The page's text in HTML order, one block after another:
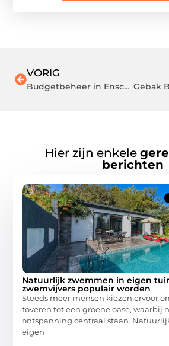
VORIG
Budgetbeheer in Enschede is de juiste keuze
Hier zijn enkele
berichten
Natuurlijk zwemmen in eigen
zwemvijvers populair worden
Steeds meer mensen kiezen ervoor
toveren tot een groene oase, waarbij
ontspanning centraal staan.
eigen